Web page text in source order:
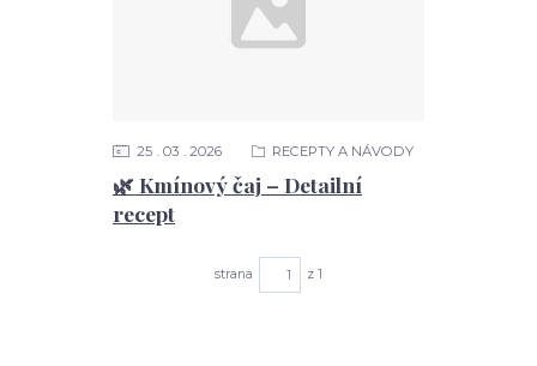
🌿 Kmínový čaj – Detailní
recept
25 03 2026 RECEPTY A NÁVODY
strana z 1